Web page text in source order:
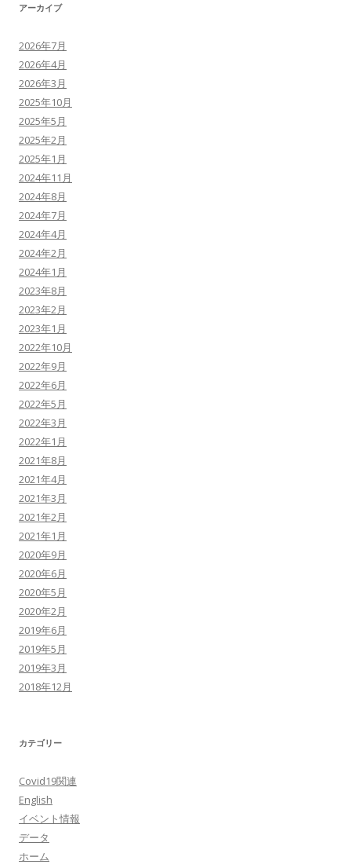
アーカイブ
2026年7月
2026年4月
2026年3月
2025年10月
2025年5月
2025年2月
2025年1月
2024年11月
2024年8月
2024年7月
2024年4月
2024年2月
2024年1月
2023年8月
2023年2月
2023年1月
2022年10月
2022年9月
2022年6月
2022年5月
2022年3月
2022年1月
2021年8月
2021年4月
2021年3月
2021年2月
2021年1月
2020年9月
2020年6月
2020年5月
2020年2月
2019年6月
2019年5月
2019年3月
2018年12月
カテゴリー
Covid19関連
English
イベント情報
データ
ホーム